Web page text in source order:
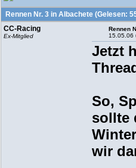
Rennen Nr. 3 in Albachete (Gelesen:
CC-Racing
Ex-Mitglied
Rennen
15.05.06
Jetzt
So,
sollte
wir